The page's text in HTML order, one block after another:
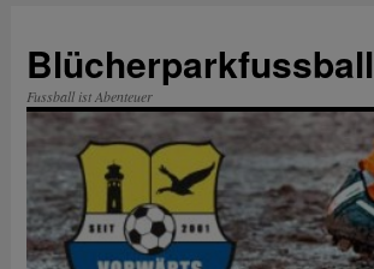
springen
Blücherparkfussball
Fussball ist Abenteuer